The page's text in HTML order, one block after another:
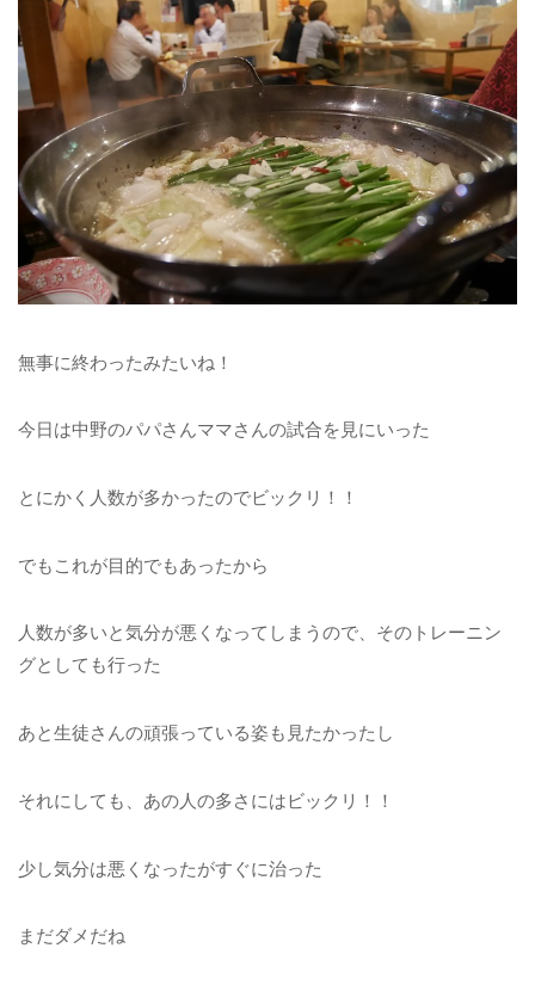
無事に終わったみたいね！
今日は中野のパパさんママさんの試合を見にいった
とにかく人数が多かったのでビックリ！！
でもこれが目的でもあったから
人数が多いと気分が悪くなってしまうので、そのトレーニン
グとしても行った
あと生徒さんの頑張っている姿も見たかったし
それにしても、あの人の多さにはビックリ！！
少し気分は悪くなったがすぐに治った
まだダメだね